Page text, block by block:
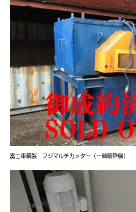
富士車輌製 フジマルチカッター（一軸破砕機）